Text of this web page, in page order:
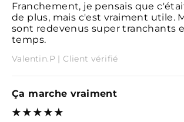
Franchement, je pensais que
de plus, mais c'est vraiment utile.
sont redevenus super tranchants
temps.
Valentin.P | Client vérifié
Ça marche vraiment